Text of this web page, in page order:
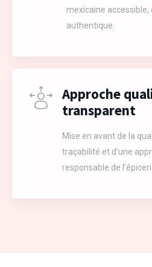
mexicaine
authentique.
Approche
transparent
Mise en avant de la
traçabilité et d’une
responsable de